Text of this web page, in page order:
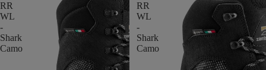
RR
WL
-
Shark
Camo
RR
WL
-
Shark
Camo